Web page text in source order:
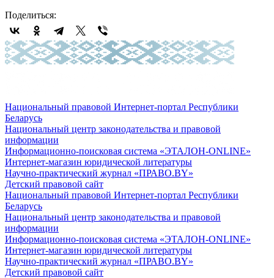
Поделиться:
Национальный правовой Интернет-портал Республики
Беларусь
Национальный центр законодательства и правовой
информации
Информационно-поисковая система «ЭТАЛОН-ONLINE»
Интернет-магазин юридической литературы
Научно-практический журнал «ПРАВО.BY»
Детский правовой сайт
Национальный правовой Интернет-портал Республики
Беларусь
Национальный центр законодательства и правовой
информации
Информационно-поисковая система «ЭТАЛОН-ONLINE»
Интернет-магазин юридической литературы
Научно-практический журнал «ПРАВО.BY»
Детский правовой сайт